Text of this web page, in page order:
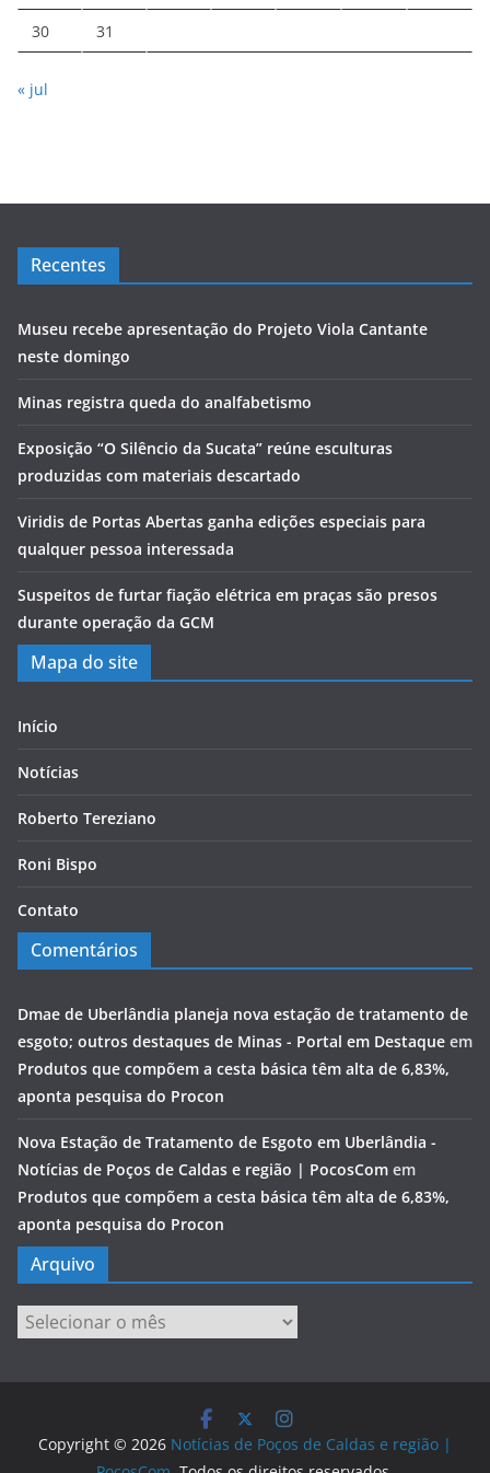
30 31
« jul
Recentes
Museu recebe apresentação do Projeto Viola Cantante
neste domingo
Minas registra queda do analfabetismo
Exposição “O Silêncio da Sucata” reúne esculturas
produzidas com materiais descartado
Viridis de Portas Abertas ganha edições especiais para
qualquer pessoa interessada
Suspeitos de furtar fiação elétrica em praças são presos
durante operação da GCM
Mapa do site
Início
Notícias
Roberto Tereziano
Roni Bispo
Contato
Comentários
Dmae de Uberlândia planeja nova estação de tratamento de
esgoto; outros destaques de Minas - Portal em Destaque em
Produtos que compõem a cesta básica têm alta de 6,83%,
aponta pesquisa do Procon
Nova Estação de Tratamento de Esgoto em Uberlândia -
Notícias de Poços de Caldas e região | PocosCom em
Produtos que compõem a cesta básica têm alta de 6,83%,
aponta pesquisa do Procon
Arquivo
Arquivo
Copyright © 2026 Notícias de Poços de Caldas e região |